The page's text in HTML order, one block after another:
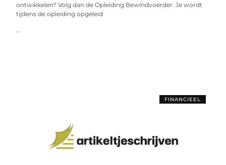
ontwikkelen? Volg dan de Opleiding Bewindvoerder. Je wordt
tijdens de opleiding opgeleid
...
FINANCIEEL